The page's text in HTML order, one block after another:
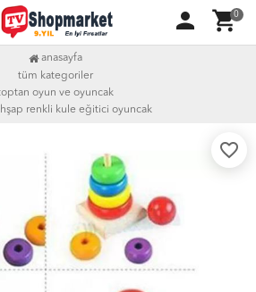
person shopping_cart0
anasayfa
tüm kategoriler
oyun ve oyuncak
renkli kule eğitici oyuncak
favorite_border